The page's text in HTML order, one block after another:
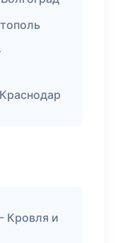
Кровля и